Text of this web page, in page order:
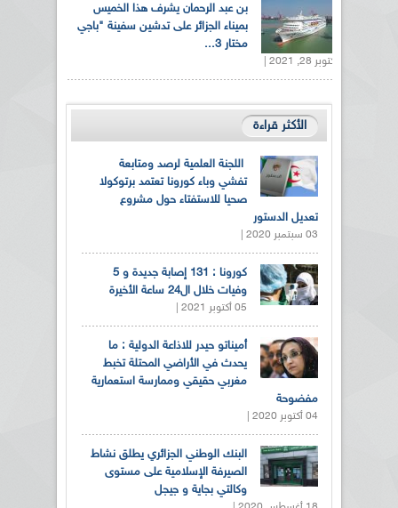
بن عبد الرحمان يشرف هذا الخميس
بميناء الجزائر على تدشين سفينة "باجي
مختار 3...
أكتوبر 28, 2021 |
الأكثر قراءة
اللجنة العلمية لرصد ومتابعة
تفشي وباء كورونا تعتمد برتوكولا
صحيا للاستفتاء حول مشروع
تعديل الدستور
03 سبتمبر 2020 |
كورونا : 131 إصابة جديدة و 5
وفيات خلال ال24 ساعة الأخيرة
05 أكتوبر 2021 |
أميناتو حيدر للاذاعة الدولية : ما
يحدث في الأراضي المحتلة تخبط
مغربي حقيقي وممارسة استعمارية
مفضوحة
04 أكتوبر 2020 |
البنك الوطني الجزائري يطلق نشاط
الصيرفة الإسلامية على مستوى
وكالتي بجاية و جيجل